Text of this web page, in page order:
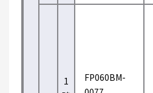
1
FP060BM-